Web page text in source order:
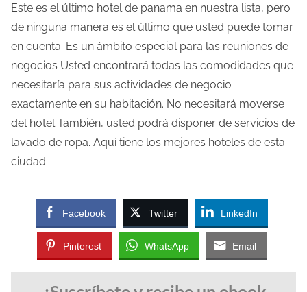
Este es el último hotel de panama en nuestra lista, pero
de ninguna manera es el último que usted puede tomar
en cuenta. Es un ámbito especial para las reuniones de
negocios Usted encontrará todas las comodidades que
necesitaría para sus actividades de negocio
exactamente en su habitación. No necesitará moverse
del hotel También, usted podrá disponer de servicios de
lavado de ropa. Aquí tiene los mejores hoteles de esta
ciudad.
Facebook Twitter LinkedIn
Pinterest WhatsApp Email